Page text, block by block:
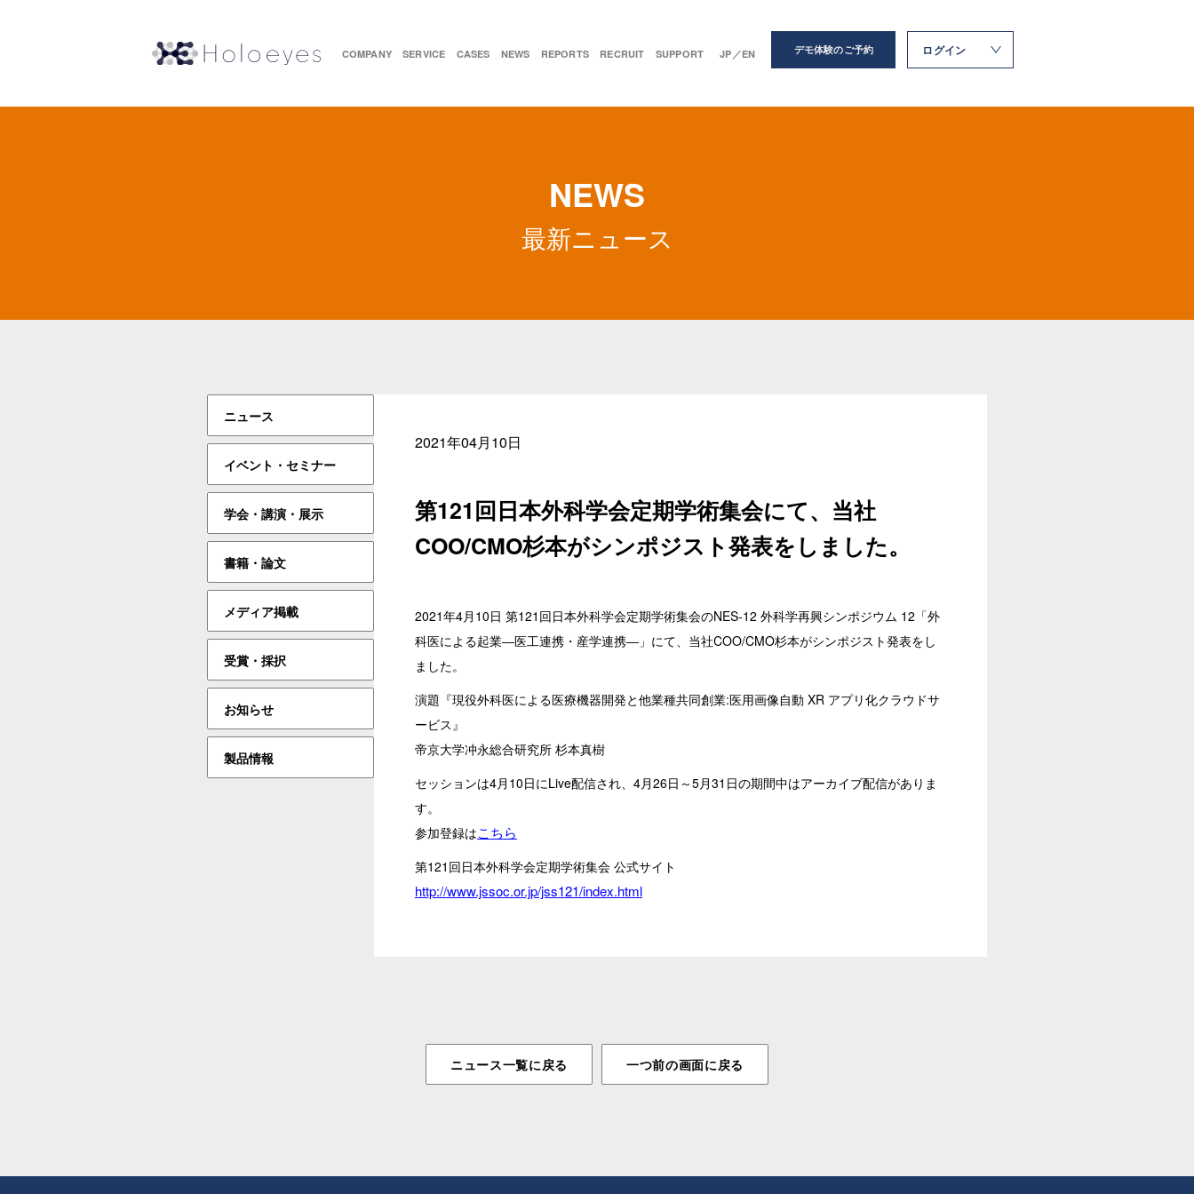
COMPANY SERVICE CASES NEWS REPORTS RECRUIT SUPPORT JP／EN デモ体験のご予約 ログイン
NEWS
最新ニュース
ニュース
イベント・セミナー
学会・講演・展示
書籍・論文
メディア掲載
受賞・採択
お知らせ
製品情報
2021年04月10日
第121回日本外科学会定期学術集会にて、当社
COO/CMO杉本がシンポジスト発表をしました。
2021年4月10日 第121回日本外科学会定期学術集会のNES-12 外科学再興シンポジウム 12「外
科医による起業―医工連携・産学連携―」にて、当社COO/CMO杉本がシンポジスト発表をし
ました。
演題『現役外科医による医療機器開発と他業種共同創業:医用画像自動 XR アプリ化クラウドサ
ービス』
帝京大学冲永総合研究所 杉本真樹
セッションは4月10日にLive配信され、4月26日～5月31日の期間中はアーカイブ配信がありま
す。
参加登録はこちら
第121回日本外科学会定期学術集会 公式サイト
http://www.jssoc.or.jp/jss121/index.html
ニュース一覧に戻る 一つ前の画面に戻る